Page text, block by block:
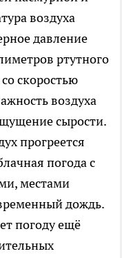
воздуха
давление
ртутного
скоростью
воздуха
сырости.
прогреется
погода с
местами
дождь.
погоду ещё